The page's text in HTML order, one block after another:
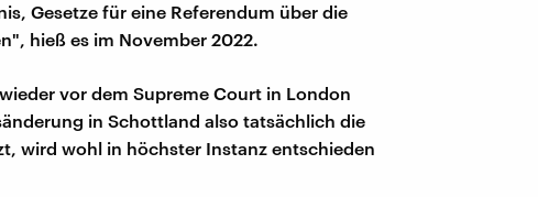
Gesetze für eine Referendum über die
hieß es im November 2022.
vor dem Supreme Court in London
in Schottland also tatsächlich die
wird wohl in höchster Instanz entschieden